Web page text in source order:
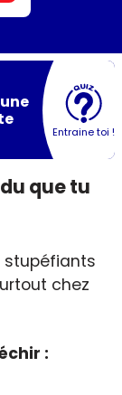
Entraine toi !
que tu
stupéfiants
chez
: